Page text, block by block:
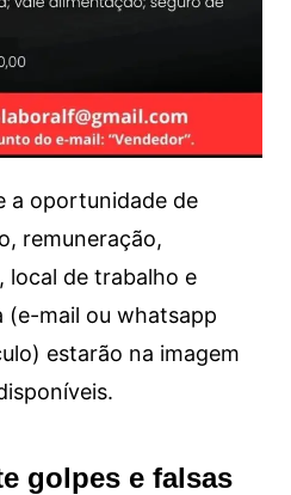
a oportunidade de
remuneração,
local de trabalho e
mail ou whatsapp
estarão na imagem
golpes e falsas